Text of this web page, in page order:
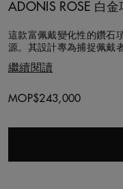
ADONIS ROSE 白金
這款富佩戴變化性的鑽石
源。其設計專為捕捉佩戴
的花莖上蜿蜒環繞，展現
型。
繼續閱讀
MOP$243,000